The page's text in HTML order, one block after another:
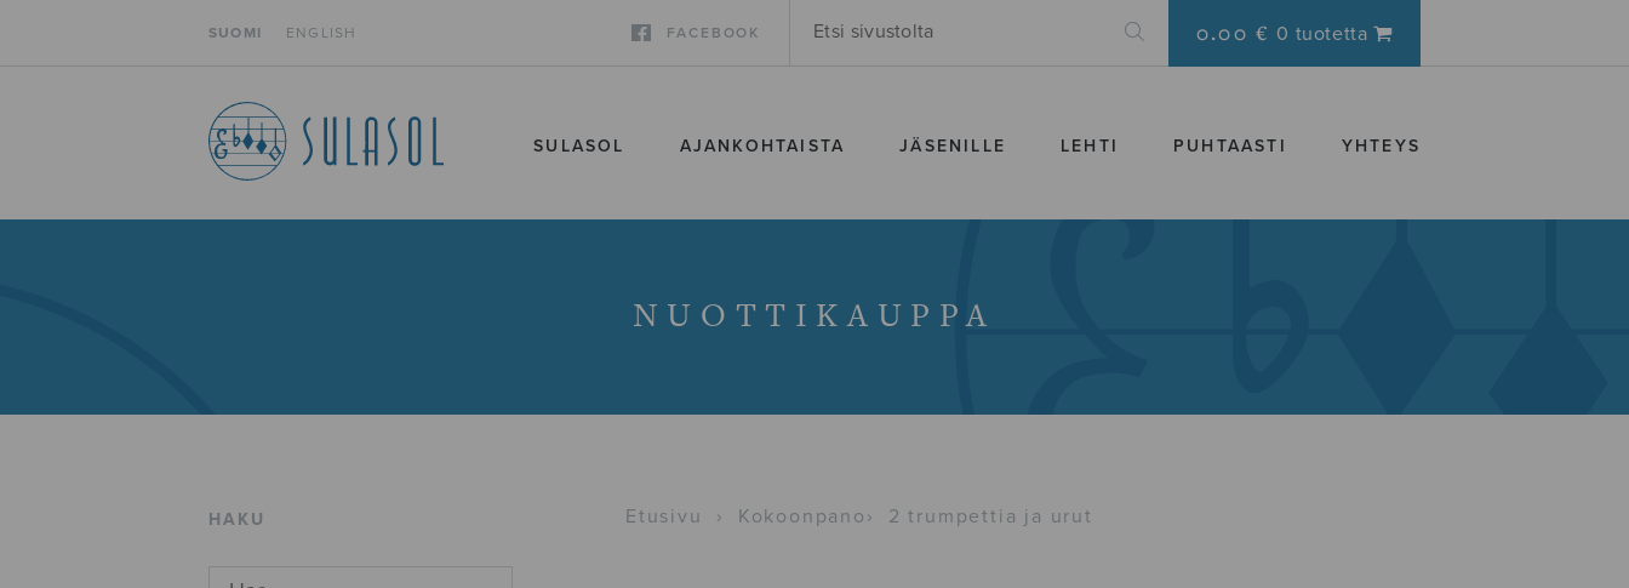
SUOMI ENGLISH FACEBOOK 0.00 € 0 tuotetta
SULASOL AJANKOHTAISTA JÄSENILLE LEHTI PUHTAASTI YHTEYS
NUOTTIKAUPPA
HAKU Etusivu › Kokoonpano › 2 trumpettia ja urut